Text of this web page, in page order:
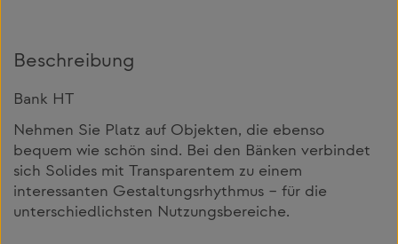
Beschreibung
Bank HT
Nehmen Sie Platz auf Objekten, die ebenso
bequem wie schön sind. Bei den Bänken verbindet
sich Solides mit Transparentem zu einem
interessanten Gestaltungsrhythmus – für die
unterschiedlichsten Nutzungsbereiche.